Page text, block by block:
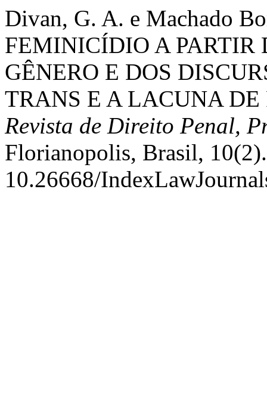
Divan, G. A. e Machado
FEMINICÍDIO A PARTIR
GÊNERO E DOS
TRANS E A LACUNA
Revista de Direito Penal,
Florianopolis, Brasil,
10.26668/